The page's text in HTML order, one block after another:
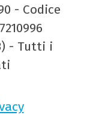
- Codice
- Tutti i